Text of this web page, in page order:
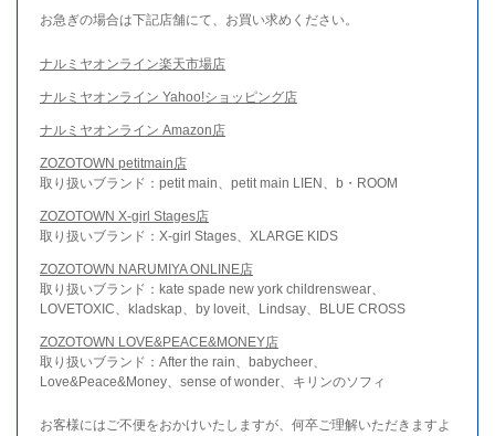
お急ぎの場合は下記店舗にて、お買い求めください。
ナルミヤオンライン楽天市場店
ナルミヤオンライン Yahoo!ショッピング店
ナルミヤオンライン Amazon店
ZOZOTOWN petitmain店
取り扱いブランド：petit main、petit main LIEN、b・ROOM
ZOZOTOWN X-girl Stages店
取り扱いブランド：X-girl Stages、XLARGE KIDS
ZOZOTOWN NARUMIYA ONLINE店
取り扱いブランド：kate spade new york childrenswear、
LOVETOXIC、kladskap、by loveit、Lindsay、BLUE CROSS
ZOZOTOWN LOVE&PEACE&MONEY店
取り扱いブランド：After the rain、babycheer、
Love&Peace&Money、sense of wonder、キリンのソフィ
お客様にはご不便をおかけいたしますが、何卒ご理解いただきますよ